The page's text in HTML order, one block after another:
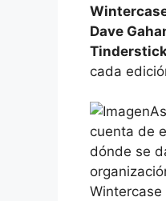
Dave
cada
cuenta de
dónde se